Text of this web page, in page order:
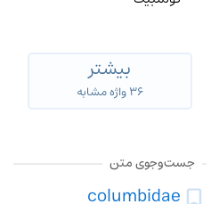
بیشتر
۳۶ واژه مشابه
جست‌وجوی متن
columbidae